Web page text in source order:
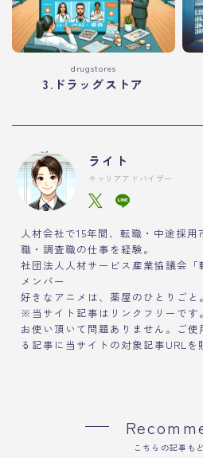
drugstores
3.ドラッグストア
ライト
キャリアアドバイザー
人材会社で15年間、転職・中途採
職・調査職の仕事を経験。
社団法人人材サービス産業協議会
メンバー
好きなアニメは、薬屋のひとりごと。
※当サイト記事はリンクフリーです
お使い頂いて問題ありません。ご
る記事に当サイトの対象記事URLを
こちらの記事も